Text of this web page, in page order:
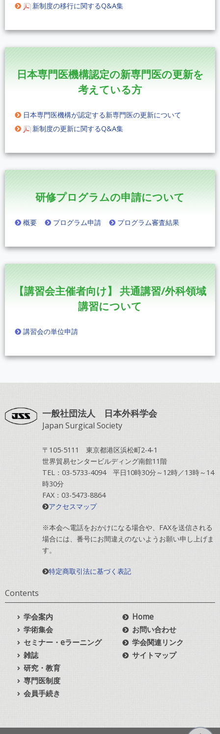
新制度の移行に関するQ&A集
日本専門医機構認定の新専門医の更新を
考えている方
日本専門医機構が認定する新専門医の更新について
新制度の更新に関するQ&A集
研修プログラムの申請について
概要 プログラム申請 プログラム審査結果
【講習会主催者向け】
共通講習/外科領域
講習について
講習会の単位申請
一般社団法人 日本外科学会
Japan Surgical Society
〒105-5111 東京都港区浜松町2-4-1
世界貿易センタービルディング南館11階
TEL：03-5733-4094 平日10時30分～12時／13時～14
時30分
FAX：03-5473-8864
アクセスマップ
※本会へ電話をおかけになる場合や、FAXを送信される
場合には、番号にお間違えのないようお願い申し上げま
す。
特定商取引法に基づく表記
Contents
学会案内
学術集会
セミナー・eラーニング
雑誌
研究・教育
専門医制度
会員手続き
Home
お問い合わせ
学会関連リンク
サイトマップ